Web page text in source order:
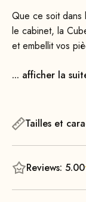
Que ce soit dans
le cabinet, la
et embellit vos
effet, avec
en acier épuré
le rend
... afficher la
Tailles et
Reviews: 5.00